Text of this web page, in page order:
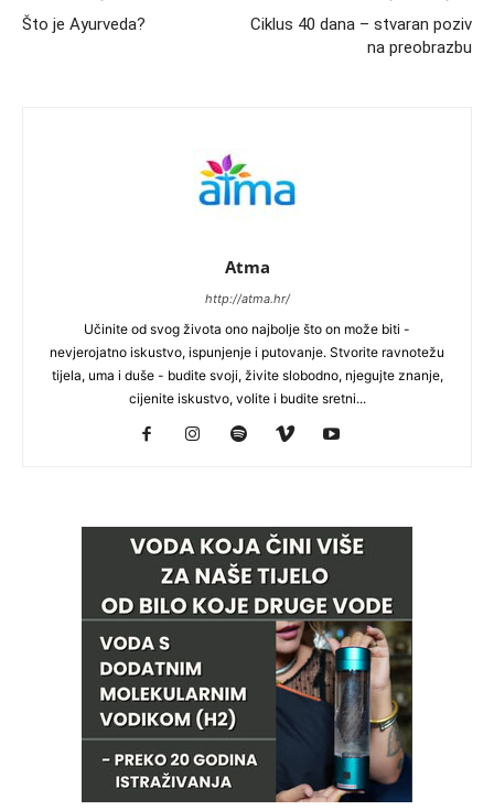
Što je Ayurveda?
Ciklus 40 dana – stvaran poziv
na preobrazbu
Atma
http://atma.hr/
Učinite od svog života ono najbolje što on može biti -
nevjerojatno iskustvo, ispunjenje i putovanje. Stvorite ravnotežu
tijela, uma i duše - budite svoji, živite slobodno, njegujte znanje,
cijenite iskustvo, volite i budite sretni...